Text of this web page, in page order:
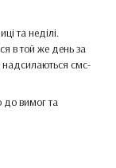
та неділі.
в той же день за
надсилаються смс-
до вимог та